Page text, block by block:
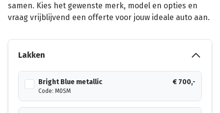
samen. Kies het gewenste merk, model en opties en
vraag vrijblijvend een offerte voor jouw ideale auto aan.
Lakken
Bright Blue metallic
Code: M0SM
€ 700,-